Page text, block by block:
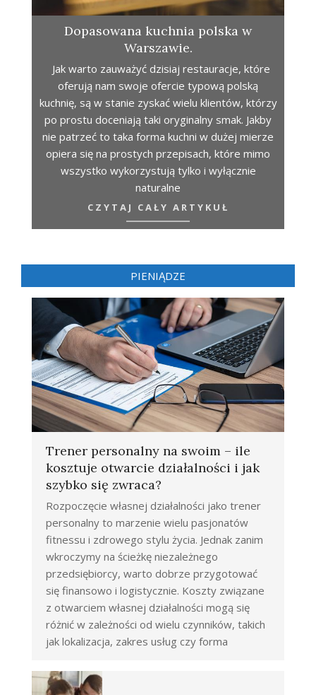
Dopasowana kuchnia polska w
Warszawie.
Jak warto zauważyć dzisiaj restauracje, które
oferują nam swoje ofercie typową polską
kuchnię, są w stanie zyskać wielu klientów, którzy
po prostu doceniają taki oryginalny smak. Jakby
nie patrzeć to taka forma kuchni w dużej mierze
opiera się na prostych przepisach, które mimo
wszystko wykorzystują tylko i wyłącznie
naturalne
CZYTAJ CAŁY ARTYKUŁ
PIENIĄDZE
Trener personalny na swoim – ile
kosztuje otwarcie działalności i jak
szybko się zwraca?
Rozpoczęcie własnej działalności jako trener
personalny to marzenie wielu pasjonatów
fitnessu i zdrowego stylu życia. Jednak zanim
wkroczymy na ścieżkę niezależnego
przedsiębiorcy, warto dobrze przygotować
się finansowo i logistycznie. Koszty związane
z otwarciem własnej działalności mogą się
różnić w zależności od wielu czynników, takich
jak lokalizacja, zakres usług czy forma